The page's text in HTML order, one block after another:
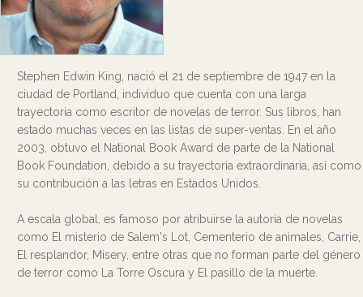
Stephen Edwin King, nació el 21 de septiembre de 1947 en la
ciudad de Portland, individuo que cuenta con una larga
trayectoria como escritor de novelas de terror. Sus libros, han
estado muchas veces en las listas de super-ventas. En el año
2003, obtuvo el National Book Award de parte de la National
Book Foundation, debido a su trayectoria extraordinaria, así como
su contribución a las letras en Estados Unidos.
A escala global, es famoso por atribuirse la autoría de novelas
como El misterio de Salem's Lot, Cementerio de animales, Carrie,
El resplandor, Misery, entre otras que no forman parte del género
de terror como La Torre Oscura y El pasillo de la muerte.